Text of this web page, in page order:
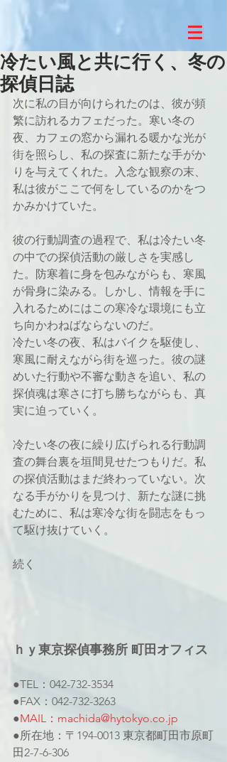
冷たい風と共に行く、冬の
探偵日誌
次に私の目が向けられたのは、彼が頻
繁に訪れるカフェだった。寒い冬の
夜、カフェの窓から漏れる暖かな光が
街を照らし、私の探査に新たな手がか
りを与えてくれた。入念な観察の末、
私は彼がここで何をしているのかをつ
かみかけていた。
彼の行動調査の過程で、私は冷たい冬
の中での探偵活動の厳しさを実感し
た。防寒着に身を包みながらも、寒風
が骨身に染みる。しかし、情報を手に
入れるためにはこの寒冷な環境にも立
ち向かわねばならないのだ。
冷たい冬の夜、私はバイクを駆使し、
寒風に耐えながら街を巡った。彼の謎
めいた行動や不審な動きを追い、私の
探偵魂は寒さに打ち勝ちながらも、真
実に迫っていく。
冷たい冬の夜に繰り広げられる行動調
査の舞台裏を垣間見せたつもりだ。私
の探偵活動はまだ終わっていない。次
なる手がかりを見つけ、新たな謎に挑
むために、私は寒冷な街を闘志をもっ
て駆け抜けていく。
続く
ｈｙ東京探偵事務所 町田オフィス
●TEL：042-732-3534
●FAX：042-732-3263
●MAIL：machida@hytokyo.co.jp
●所在地：〒194-0013 東京都町田市原町
田2-7-6-306